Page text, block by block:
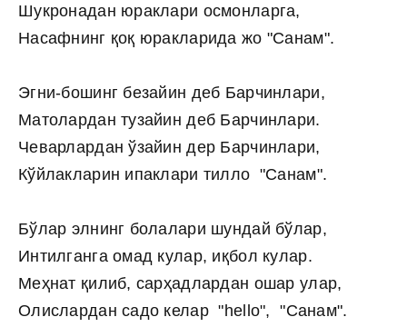
Шукронадан юраклари осмонларга,
Насафнинг қоқ юракларида жо "Санам".
Эгни-бошинг безайин деб Барчинлари,
Матолардан тузайин деб Барчинлари.
Чеварлардан ўзайин дер Барчинлари,
Кўйлакларин ипаклари тилло "Санам".
Бўлар элнинг болалари шундай бўлар,
Интилганга омад кулар, иқбол кулар.
Меҳнат қилиб, сарҳадлардан ошар улар,
Олислардан садо келар "hello", "Санам".